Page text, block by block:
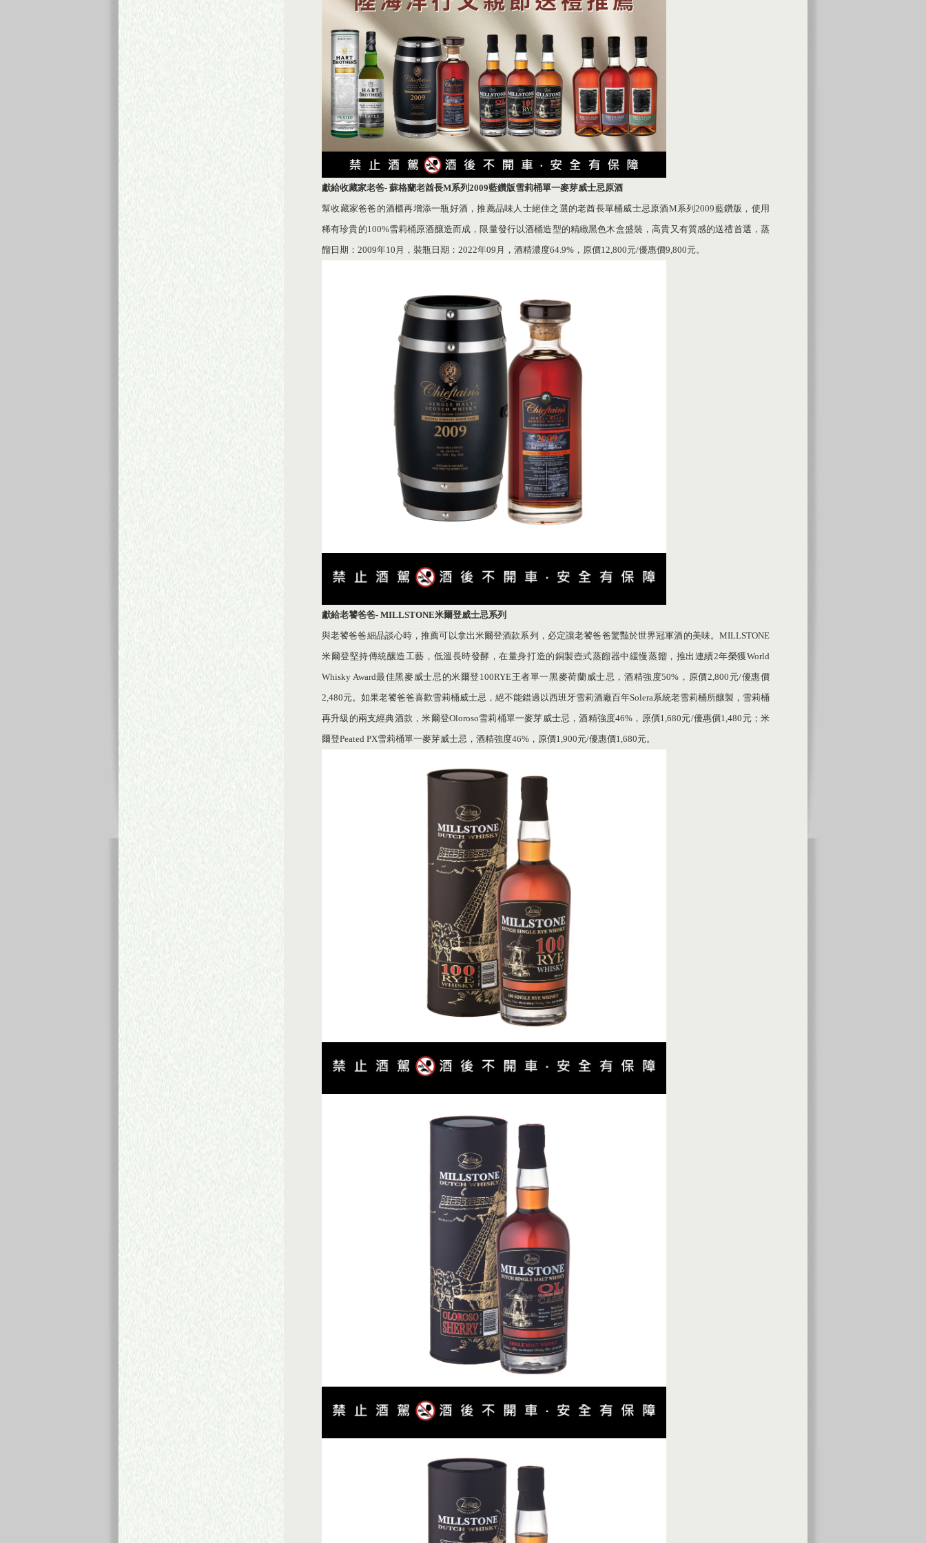
獻給收藏家老爸- 蘇格蘭老酋長M系列 2009藍鑽版雪莉桶單一麥芽威士忌原酒
幫收藏家爸爸的酒櫃再增添一瓶好酒，推薦品味人士絕佳之選的老酋長單桶威士忌原酒M系列2009藍鑽版，使用
稀有珍貴的100%雪莉桶原酒釀造而成，限量發行以酒桶造型的精緻黑色木盒盛裝，高貴又有質感的送禮首選，蒸
餾日期：2009年10月，裝瓶日期：2022年09月，酒精濃度64.9%，原價12,800元/優惠價9,800元。
獻給老饕爸爸- MILLSTONE米爾登威士忌系列
與老饕爸爸細品談心時，推薦可以拿出米爾登酒款系列，必定讓老饕爸爸驚豔於世界冠軍酒的美味。MILLSTONE
米爾登堅持傳統釀造工藝，低溫長時發酵，在量身打造的銅製壺式蒸餾器中緩慢蒸餾，推出連續2年榮獲World
Whisky Award最佳黑麥威士忌的米爾登100RYE王者單一黑麥荷蘭威士忌，酒精強度50%，原價2,800元/優惠價
2,480元。如果老饕爸爸喜歡雪莉桶威士忌，絕不能錯過以西班牙雪莉酒廠百年Solera系統老雪莉桶所釀製，雪莉桶
再升級的兩支經典酒款，米爾登Oloroso雪莉桶單一麥芽威士忌，酒精強度46%，原價1,680元/優惠價1,480元；米
爾登Peated PX雪莉桶單一麥芽威士忌，酒精強度46%，原價1,900元/優惠價1,680元。